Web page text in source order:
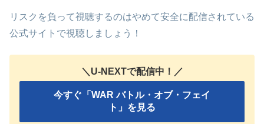
リスクを負って視聴するのはやめて安全に配信されている
公式サイトで視聴しましょう！
＼U-NEXTで配信中！／
今すぐ「WAR バトル・オブ・フェイ
ト」を見る